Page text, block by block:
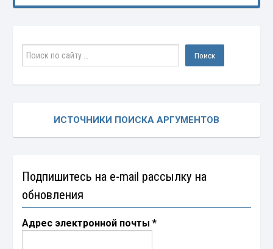
ИСТОЧНИКИ ПОИСКА АРГУМЕНТОВ
Подпишитесь на e-mail рассылку на
обновления
Адрес электронной почты*